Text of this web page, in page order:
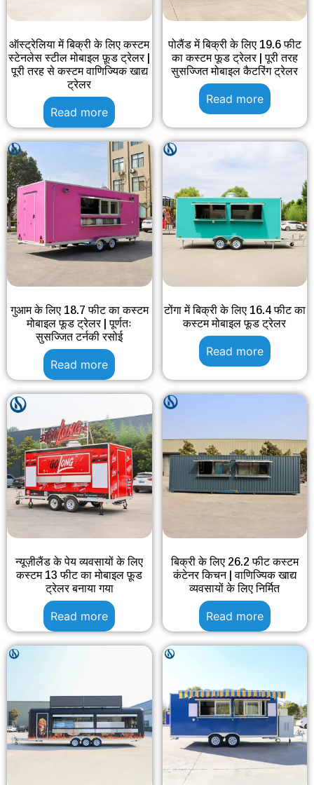
ऑस्ट्रेलिया में बिक्री के लिए कस्टम
स्टेनलेस स्टील मोबाइल फ़ूड ट्रेलर |
पूरी तरह से कस्टम वाणिज्यिक खाद्य
ट्रेलर
Read more
पोलैंड में बिक्री के लिए 19.6 फीट
का कस्टम फूड ट्रेलर | पूरी तरह
सुसज्जित मोबाइल कैटरिंग ट्रेलर
Read more
गुआम के लिए 18.7 फीट का कस्टम
मोबाइल फूड ट्रेलर | पूर्णतः
सुसज्जित टर्नकी रसोई
Read more
टोंगा में बिक्री के लिए 16.4 फीट का
कस्टम मोबाइल फूड ट्रेलर
Read more
न्यूज़ीलैंड के पेय व्यवसायों के लिए
कस्टम 13 फीट का मोबाइल फ़ूड
ट्रेलर बनाया गया
Read more
बिक्री के लिए 26.2 फीट कस्टम
कंटेनर किचन | वाणिज्यिक खाद्य
व्यवसायों के लिए निर्मित
Read more